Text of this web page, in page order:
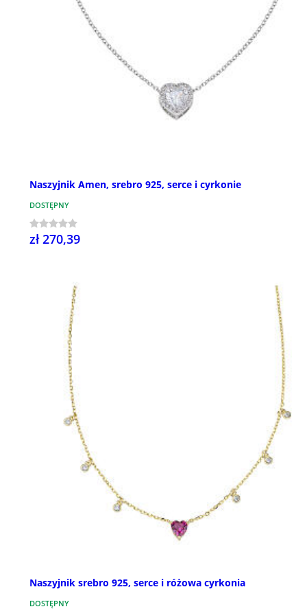
Naszyjnik Amen, srebro 925, serce i cyrkonie
DOSTĘPNY
zł 270,39
Naszyjnik srebro 925, serce i różowa cyrkonia
DOSTĘPNY